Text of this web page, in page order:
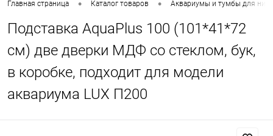
Главная страница • Каталог товаров • Аквариумы и тумбы для них
Подставка AquaPlus 100 (101*41*72
см) две дверки МДФ со стеклом, бук,
в коробке, подходит для модели
аквариума LUX П200